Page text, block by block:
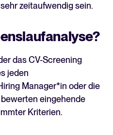
zeitaufwendig sein.
das CV-Screening
jeden
Manager*in oder die
eingehende
Kriterien.